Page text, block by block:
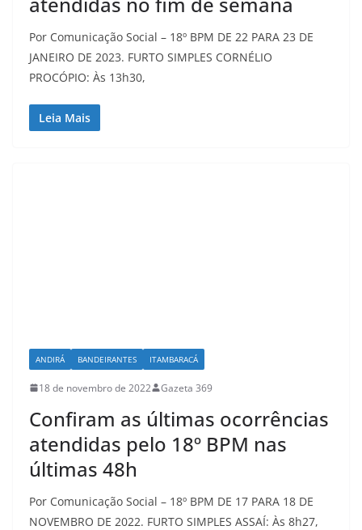
Por Comunicação Social – 18º BPM DE 22 PARA 23 DE
JANEIRO DE 2023. FURTO SIMPLES CORNÉLIO
PROCÓPIO: Às 13h30,
Leia Mais
ANDIRÁ BANDEIRANTES ITAMBARACÁ
18 de novembro de 2022 Gazeta 369
Confiram as últimas ocorrências
atendidas pelo 18º BPM nas
últimas 48h
Por Comunicação Social – 18º BPM DE 17 PARA 18 DE
NOVEMBRO DE 2022. FURTO SIMPLES ASSAÍ: Às 8h27,